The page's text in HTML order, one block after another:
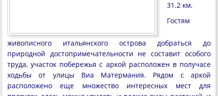
31.2 км.
Гостям
живописного итальянского острова добраться до
природной достопримечательности не составит особого
труда, участок побережья с аркой расположен в получасе
ходьбы от улицы Виа Матермания. Рядом с аркой
расположено еще множество интересных мест для